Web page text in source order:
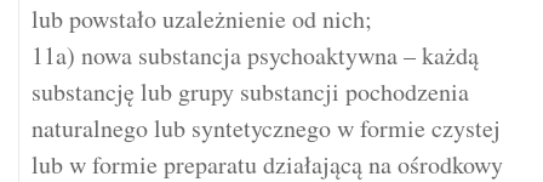
lub powstało uzależnienie od nich;
11a) nowa substancja psychoaktywna – każdą
substancję lub grupy substancji pochodzenia
naturalnego lub syntetycznego w formie czystej
lub w formie preparatu działającą na ośrodkowy